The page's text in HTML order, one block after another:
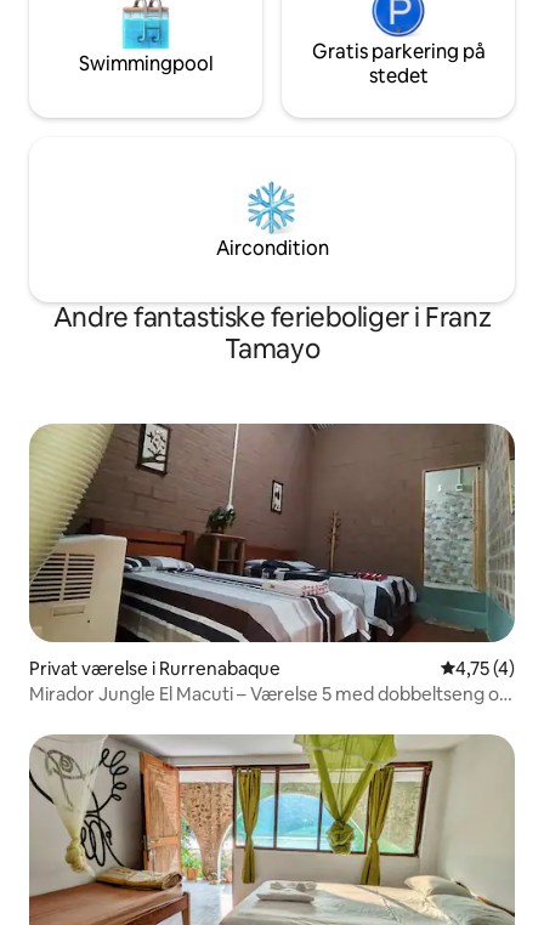
Swimmingpool
Gratis parkering på
stedet
Aircondition
Andre fantastiske ferieboliger i Franz
Tamayo
Privat værelse i Rurrenabaque 4,75 ud af
4,75 (4)
Mirador Jungle El Macuti – Værelse 5 med dobbeltseng og